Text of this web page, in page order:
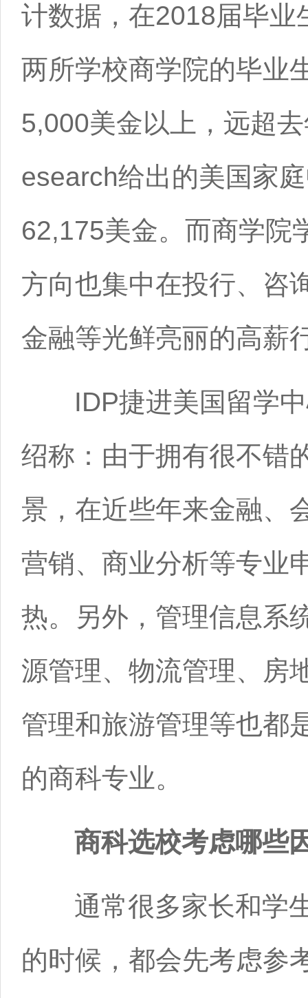
计数据，在2018届毕业
两所学校商学院的毕业
5,000美金以上，远超
esearch给出的美国家
62,175美金。而商学院
方向也集中在投行、咨
金融等光鲜亮丽的高薪
IDP捷进美国留学中
绍称：由于拥有很不错
景，在近些年来金融、
营销、商业分析等专业
热。另外，管理信息系
源管理、物流管理、房
管理和旅游管理等也都
的商科专业。
商科选校考虑哪些
通常很多家长和学
的时候，都会先考虑参